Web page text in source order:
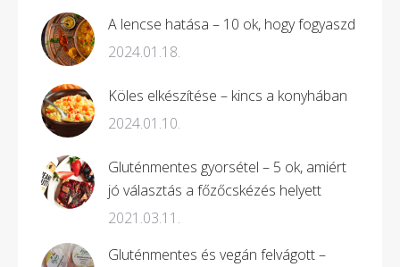
A lencse hatása – 10 ok, hogy fogyaszd
2024.01.18.
Köles elkészítése – kincs a konyhában
2024.01.10.
Gluténmentes gyorsétel – 5 ok, amiért
jó választás a főzőcskézés helyett
2021.03.11.
Gluténmentes és vegán felvágott –